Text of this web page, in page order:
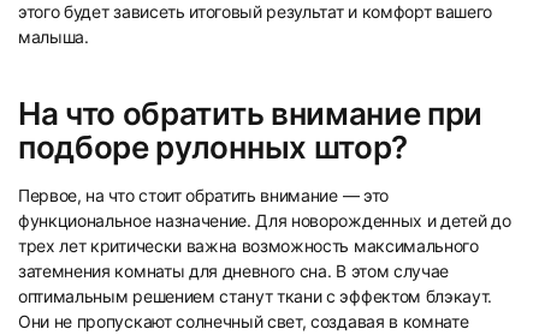
11 12
этого будет зависеть итоговый результат и комфорт вашего
малыша.
На что обратить внимание при
подборе рулонных штор?
Первое, на что стоит обратить внимание — это
функциональное назначение. Для новорожденных и детей до
трех лет критически важна возможность максимального
затемнения комнаты для дневного сна. В этом случае
оптимальным решением станут ткани с эффектом блэкаут.
Они не пропускают солнечный свет, создавая в комнате